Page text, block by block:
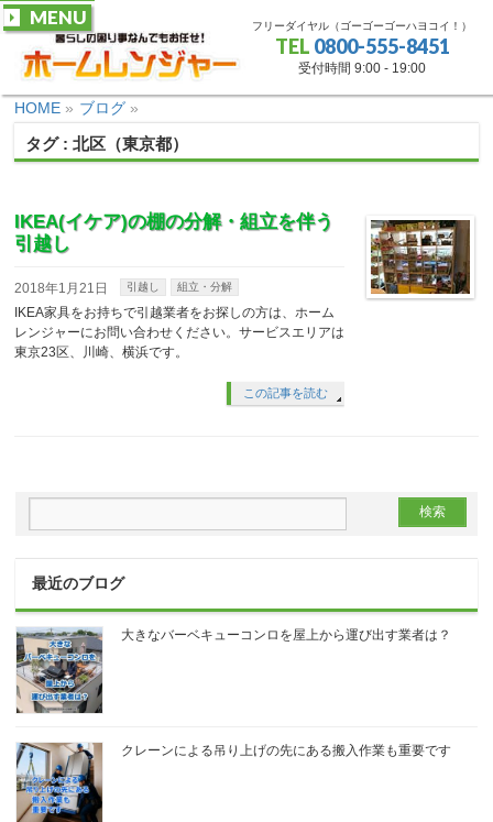
フリーダイヤル（ゴーゴーゴーハヨコイ！）
TEL 0800-555-8451
受付時間 9:00 - 19:00
MENU
HOME » ブログ »
タグ : 北区（東京都）
IKEA(イケア)の棚の分解・組立を伴う
引越し
2018年1月21日 引越し 組立・分解
IKEA家具をお持ちで引越業者をお探しの方は、ホーム
レンジャーにお問い合わせください。サービスエリアは
東京23区、川崎、横浜です。
この記事を読む
最近のブログ
大きなバーベキューコンロを屋上から運び出す業者は？
クレーンによる吊り上げの先にある搬入作業も重要です